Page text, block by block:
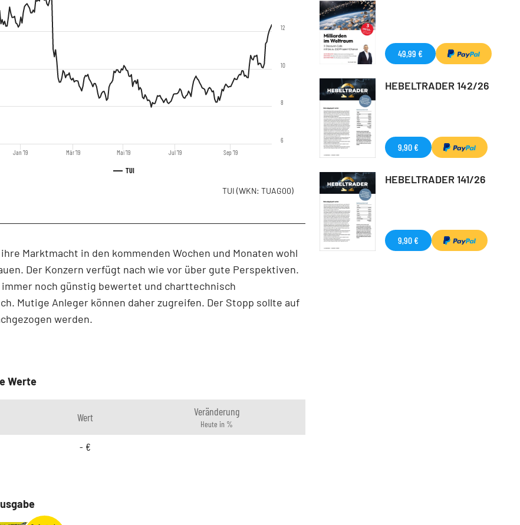
TUI
Jan '19 Mär '19 Mai '19 Jul '19 Sep '19
6
8
10
12
TUI (WKN: TUAG00)
Marktmacht in den kommenden Wochen und Monaten wohl
Der Konzern verfügt nach wie vor über gute Perspektiven.
noch günstig bewertet und charttechnisch
Mutige Anleger können daher zugreifen. Der Stopp sollte auf
werden.
Werte
Wert Veränderung
Heute in %
- €
49,99 €
HEBELTRADER 142/26
9,90 €
HEBELTRADER 141/26
9,90 €